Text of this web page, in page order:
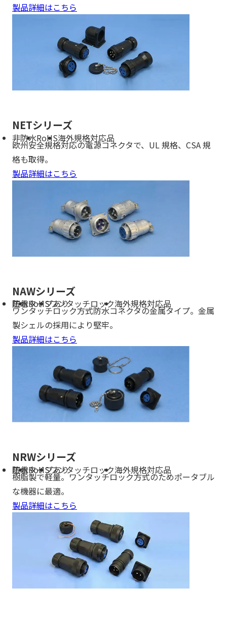
製品詳細はこちら
NETシリーズ
非防水RoHS海外規格対応品
欧州安全規格対応の電源コネクタで、UL 規格、CSA 規
格も取得。
製品詳細はこちら
NAWシリーズ
防水RoHSワンタッチロック海外規格対応品
圧着タイプあり
ワンタッチロック方式防水コネクタの金属タイプ。金属
製シェルの採用により堅牢。
製品詳細はこちら
NRWシリーズ
防水RoHSワンタッチロック海外規格対応品
圧着タイプあり
樹脂製で軽量。ワンタッチロック方式のためポータブル
な機器に最適。
製品詳細はこちら